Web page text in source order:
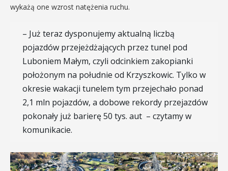
wykażą one wzrost natężenia ruchu.
– Już teraz dysponujemy aktualną liczbą
pojazdów przejeżdżających przez tunel pod
Luboniem Małym, czyli odcinkiem zakopianki
położonym na południe od Krzyszkowic. Tylko w
okresie wakacji tunelem tym przejechało ponad
2,1 mln pojazdów, a dobowe rekordy przejazdów
pokonały już barierę 50 tys. aut – czytamy w
komunikacie.